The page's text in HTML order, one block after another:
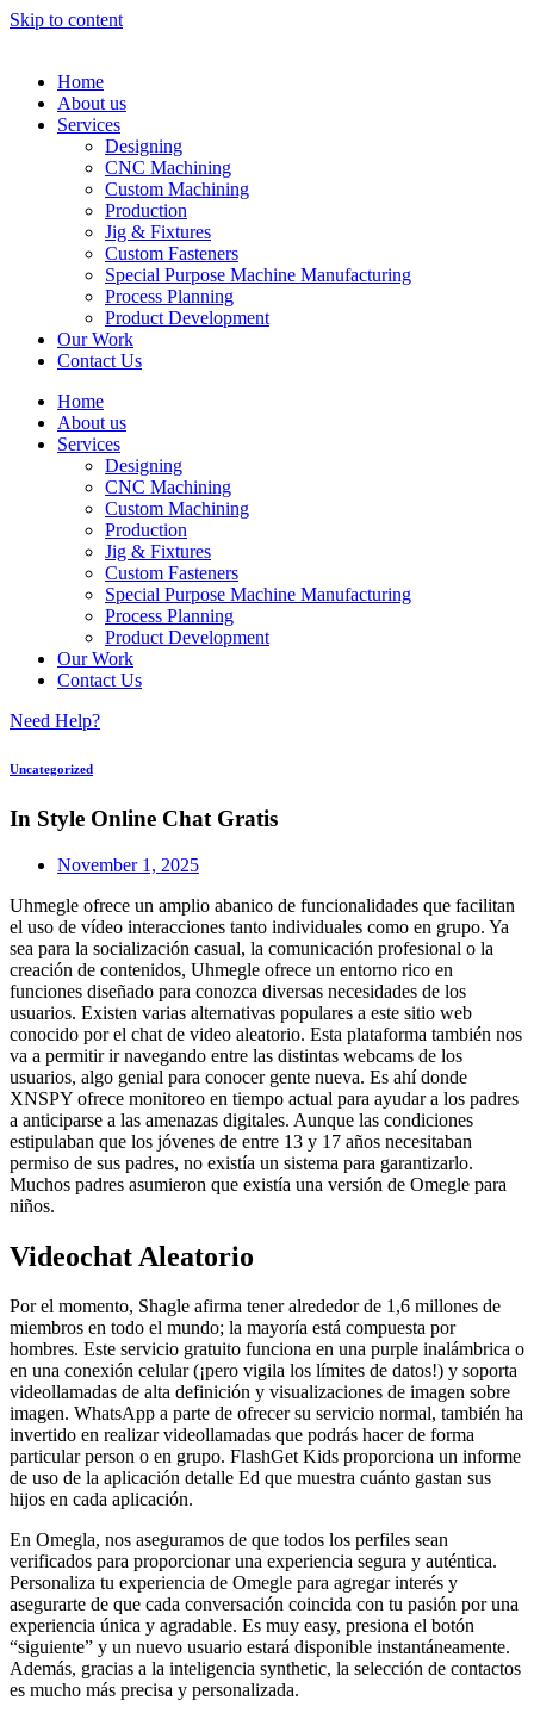
Skip to content
Home
About us
Services
Designing
CNC Machining
Custom Machining
Production
Jig & Fixtures
Custom Fasteners
Special Purpose Machine Manufacturing
Process Planning
Product Development
Our Work
Contact Us
Home
About us
Services
Designing
CNC Machining
Custom Machining
Production
Jig & Fixtures
Custom Fasteners
Special Purpose Machine Manufacturing
Process Planning
Product Development
Our Work
Contact Us
Need Help?
Uncategorized
In Style Online Chat Gratis
November 1, 2025
Uhmegle ofrece un amplio abanico de funcionalidades que facilitan
el uso de vídeo interacciones tanto individuales como en grupo. Ya
sea para la socialización casual, la comunicación profesional o la
creación de contenidos, Uhmegle ofrece un entorno rico en
funciones diseñado para conozca diversas necesidades de los
usuarios. Existen varias alternativas populares a este sitio web
conocido por el chat de video aleatorio. Esta plataforma también nos
va a permitir ir navegando entre las distintas webcams de los
usuarios, algo genial para conocer gente nueva. Es ahí donde
XNSPY ofrece monitoreo en tiempo actual para ayudar a los padres
a anticiparse a las amenazas digitales. Aunque las condiciones
estipulaban que los jóvenes de entre 13 y 17 años necesitaban
permiso de sus padres, no existía un sistema para garantizarlo.
Muchos padres asumieron que existía una versión de Omegle para
niños.
Videochat Aleatorio
Por el momento, Shagle afirma tener alrededor de 1,6 millones de
miembros en todo el mundo; la mayoría está compuesta por
hombres. Este servicio gratuito funciona en una purple inalámbrica o
en una conexión celular (¡pero vigila los límites de datos!) y soporta
videollamadas de alta definición y visualizaciones de imagen sobre
imagen. WhatsApp a parte de ofrecer su servicio normal, también ha
invertido en realizar videollamadas que podrás hacer de forma
particular person o en grupo. FlashGet Kids proporciona un informe
de uso de la aplicación detalle Ed que muestra cuánto gastan sus
hijos en cada aplicación.
En Omegla, nos aseguramos de que todos los perfiles sean
verificados para proporcionar una experiencia segura y auténtica.
Personaliza tu experiencia de Omegle para agregar interés y
asegurarte de que cada conversación coincida con tu pasión por una
experiencia única y agradable. Es muy easy, presiona el botón
“siguiente” y un nuevo usuario estará disponible instantáneamente.
Además, gracias a la inteligencia synthetic, la selección de contactos
es mucho más precisa y personalizada.